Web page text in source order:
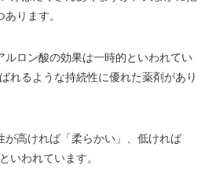
ります。
ルロン酸の効果は一時的といわれてい
れるような持続性に優れた薬剤があり
が高ければ「柔らかい」、低ければ
いわれています。